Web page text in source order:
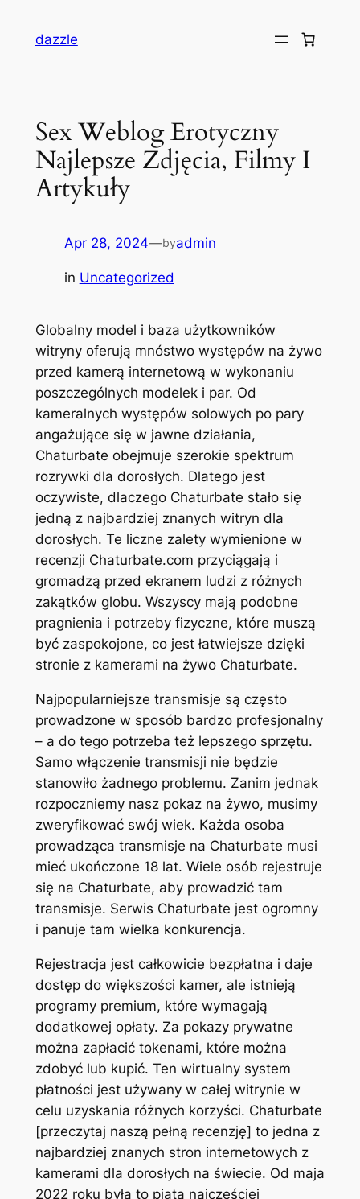
dazzle
Sex Weblog Erotyczny
Najlepsze Zdjęcia, Filmy I
Artykuły
Apr 28, 2024—byadmin
in Uncategorized
Globalny model i baza użytkowników
witryny oferują mnóstwo występów na żywo
przed kamerą internetową w wykonaniu
poszczególnych modelek i par. Od
kameralnych występów solowych po pary
angażujące się w jawne działania,
Chaturbate obejmuje szerokie spektrum
rozrywki dla dorosłych. Dlatego jest
oczywiste, dlaczego Chaturbate stało się
jedną z najbardziej znanych witryn dla
dorosłych. Te liczne zalety wymienione w
recenzji Chaturbate.com przyciągają i
gromadzą przed ekranem ludzi z różnych
zakątków globu. Wszyscy mają podobne
pragnienia i potrzeby fizyczne, które muszą
być zaspokojone, co jest łatwiejsze dzięki
stronie z kamerami na żywo Chaturbate.
Najpopularniejsze transmisje są często
prowadzone w sposób bardzo profesjonalny
– a do tego potrzeba też lepszego sprzętu.
Samo włączenie transmisji nie będzie
stanowiło żadnego problemu. Zanim jednak
rozpoczniemy nasz pokaz na żywo, musimy
zweryfikować swój wiek. Każda osoba
prowadząca transmisje na Chaturbate musi
mieć ukończone 18 lat. Wiele osób rejestruje
się na Chaturbate, aby prowadzić tam
transmisje. Serwis Chaturbate jest ogromny
i panuje tam wielka konkurencja.
Rejestracja jest całkowicie bezpłatna i daje
dostęp do większości kamer, ale istnieją
programy premium, które wymagają
dodatkowej opłaty. Za pokazy prywatne
można zapłacić tokenami, które można
zdobyć lub kupić. Ten wirtualny system
płatności jest używany w całej witrynie w
celu uzyskania różnych korzyści. Chaturbate
[przeczytaj naszą pełną recenzję] to jedna z
najbardziej znanych stron internetowych z
kamerami dla dorosłych na świecie. Od maja
2022 roku była to piąta najczęściej